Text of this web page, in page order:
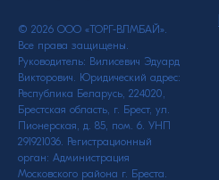
© 2026 ООО «ТОРГ-ВЛМБАЙ».
Все права защищены.
Руководитель: Вилисевич Эдуард
Викторович. Юридический адрес:
Республика Беларусь, 224020,
Брестская область, г. Брест, ул.
Пионерская, д. 85, пом. 6. УНП
291921036. Регистрационный
орган: Администрация
Московского района г. Бреста.